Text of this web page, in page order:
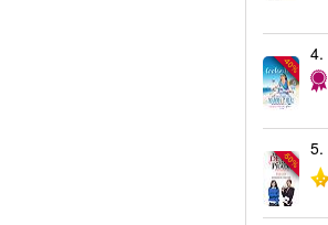
-40%
4.
-50%
5.